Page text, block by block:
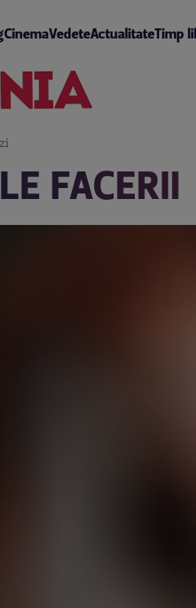
CinemaVedeteActualitateTimp
FACERII